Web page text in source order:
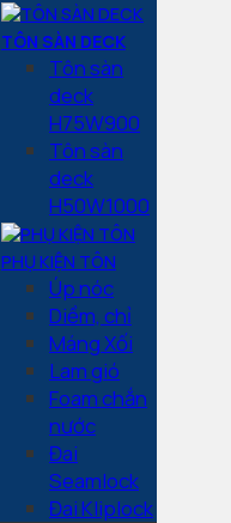
TÔN SÀN DECK
Tôn sàn
deck
H75W900
Tôn sàn
deck
H50W1000
PHỤ KIỆN TÔN
Úp nóc
Diềm, chỉ
Máng Xối
Lam gió
Foam chắn
nước
Đai
Seamlock
Đai Kliplock